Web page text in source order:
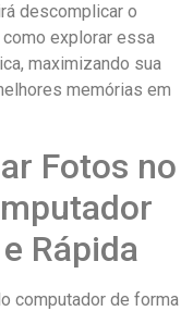
​descomplicar o
explorar essa
maximizando sua
memórias em
Fotos no​
Rápida
computador de⁢ forma